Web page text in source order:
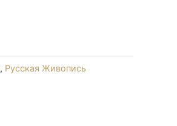
, Русская Живопись